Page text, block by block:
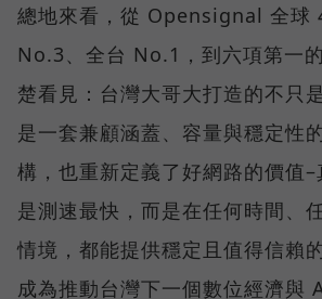
總地來看，從 Opensignal 全球
No.3、全台 No.1，到六項第一
楚看見：台灣大哥大打造的不只
是一套兼顧涵蓋、容量與穩定性
構，也重新定義了好網路的價值
是測速最快，而是在任何時間、
情境，都能提供穩定且值得信賴
成為推動台灣下一個數位經濟與